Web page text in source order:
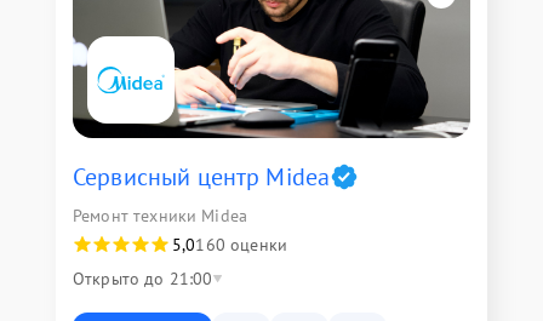
Сервисный центр Midea
Ремонт техники Midea
5,0160 оценки
Открыто до 21:00